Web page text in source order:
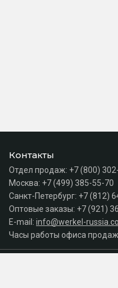
Контакты
Отдел продаж: +7 (800)
Москва: +7 (499) 385-55-70
Санкт-Петербург: +7 (812)
Оптовые заказы: +7 (921)
E-mail: info@werkel-
Часы работы офиса